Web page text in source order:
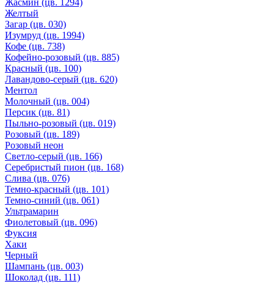
Желтый
Загар (цв. 030)
Изумруд (цв. 1994)
Кофе (цв. 738)
Кофейно-розовый (цв. 885)
Красный (цв. 100)
Лавандово-серый (цв. 620)
Ментол
Молочный (цв. 004)
Персик (цв. 81)
Пыльно-розовый (цв. 019)
Розовый (цв. 189)
Розовый неон
Светло-серый (цв. 166)
Серебристый пион (цв. 168)
Слива (цв. 076)
Темно-красный (цв. 101)
Темно-синий (цв. 061)
Ультрамарин
Фиолетовый (цв. 096)
Фуксия
Хаки
Черный
Шампань (цв. 003)
Шоколад (цв. 111)